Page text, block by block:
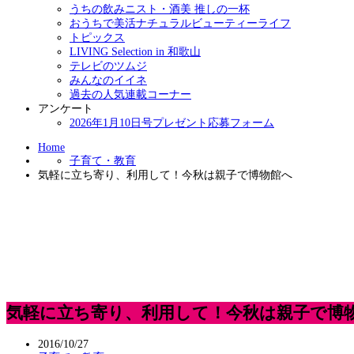
うちの飲みニスト・酒美 推しの一杯
おうちで美活ナチュラルビューティーライフ
トピックス
LIVING Selection in 和歌山
テレビのツムジ
みんなのイイネ
過去の人気連載コーナー
アンケート
2026年1月10日号プレゼント応募フォーム
Home
子育て・教育
気軽に立ち寄り、利用して！今秋は親子で博物館へ
気軽に立ち寄り、利用して！今秋は親子で博
2016/10/27